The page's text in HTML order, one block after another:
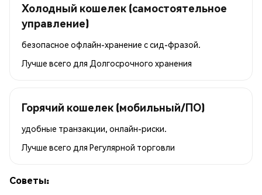
Холодный кошелек (самостоятельное
управление)
безопасное офлайн-хранение с сид-фразой.
Лучше всего для Долгосрочного хранения
Горячий кошелек (мобильный/ПО)
удобные транзакции, онлайн-риски.
Лучше всего для Регулярной торговли
Советы: